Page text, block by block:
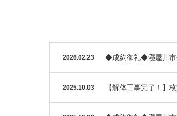
2026.02.23 ◆成約御礼◆寝屋川
2025.10.03 【解体工事完了！】